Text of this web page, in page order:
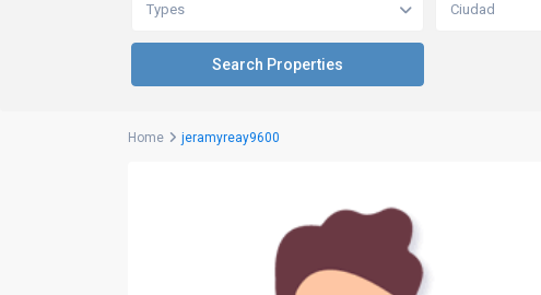
Types Ciudad
Home jeramyreay9600